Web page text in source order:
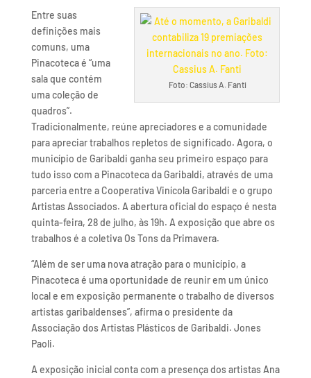
Foto: Cassius A. Fanti
Entre suas
definições mais
comuns, uma
Pinacoteca é “uma
sala que contém
uma coleção de
quadros”.
Tradicionalmente, reúne apreciadores e a comunidade
para apreciar trabalhos repletos de significado. Agora, o
município de Garibaldi ganha seu primeiro espaço para
tudo isso com a Pinacoteca da Garibaldi, através de uma
parceria entre a Cooperativa Vinícola Garibaldi e o grupo
Artistas Associados. A abertura oficial do espaço é nesta
quinta-feira, 28 de julho, às 19h. A exposição que abre os
trabalhos é a coletiva Os Tons da Primavera.
“Além de ser uma nova atração para o município, a
Pinacoteca é uma oportunidade de reunir em um único
local e em exposição permanente o trabalho de diversos
artistas garibaldenses”, afirma o presidente da
Associação dos Artistas Plásticos de Garibaldi. Jones
Paoli.
A exposição inicial conta com a presença dos artistas Ana